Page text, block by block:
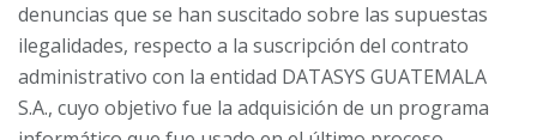
denuncias que se han suscitado sobre las supuestas
ilegalidades, respecto a la suscripción del contrato
administrativo con la entidad DATASYS GUATEMALA
S.A., cuyo objetivo fue la adquisición de un programa